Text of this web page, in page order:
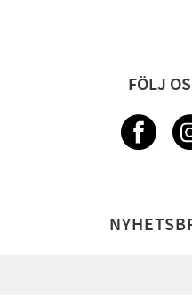
FÖLJ